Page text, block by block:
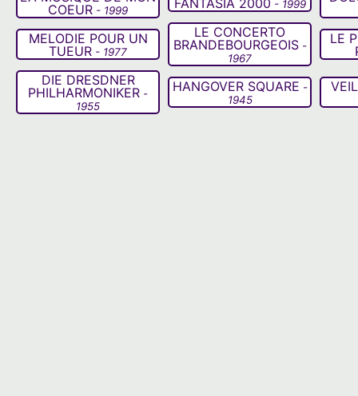
COEUR - 1999 - 1999
MELODIE POUR UN
TUEUR - 1977
LE CONCERTO
BRANDEBOURGEOIS-
1967
LE
DIE DRESDNER
PHILHARMONIKER -
1955
HANGOVER SQUARE -
1945